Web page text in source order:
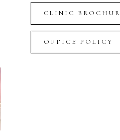
CLINIC
OFFICE POLICY